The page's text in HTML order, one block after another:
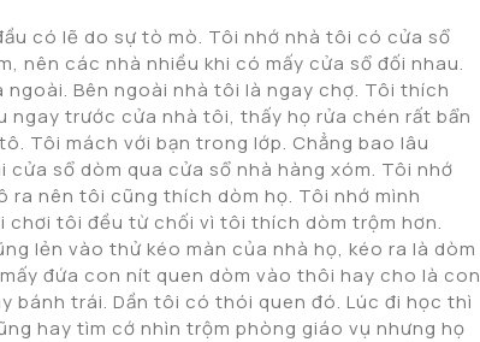
có lẽ do sự tò mò. Tôi nhớ nhà tôi có cửa sổ
nên các nhà nhiều khi có mấy cửa sổ đối nhau.
Bên ngoài nhà tôi là ngay chợ. Tôi thích
ngay trước cửa nhà tôi, thấy họ rửa chén rất bẩn
Tôi mách với bạn trong lớp. Chẳng bao lâu
cửa sổ dòm qua cửa sổ nhà hàng xóm. Tôi nhớ
ra nên tôi cũng thích dòm họ. Tôi nhớ mình
chơi tôi đều từ chối vì tôi thích dòm trộm hơn.
lẻn vào thử kéo màn của nhà họ, kéo ra là dòm
đứa con nít quen dòm vào thôi hay cho là con
bánh trái. Dần tôi có thói quen đó. Lúc đi học thì
hay tìm cớ nhìn trộm phòng giáo vụ nhưng họ